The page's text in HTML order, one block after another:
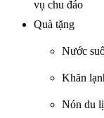
vụ chu đáo
Quà tặng
Nước
Khăn
Nón du